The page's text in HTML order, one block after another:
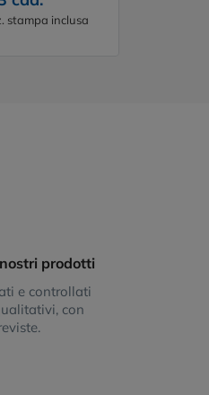
stampa inclusa
prodotti
e controllati
con